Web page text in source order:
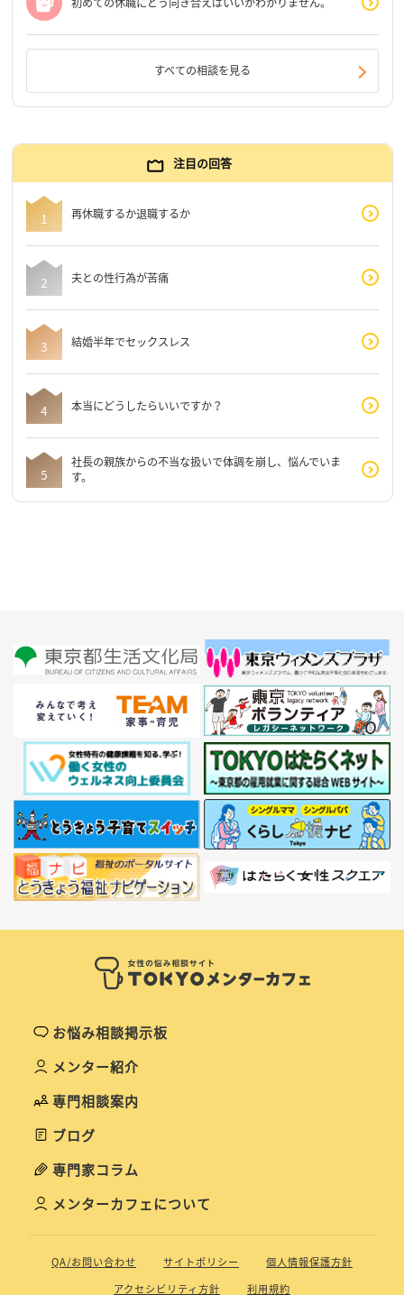
すべての相談を見る
注目の回答
再休職するか退職するか
夫との性行為が苦痛
結婚半年でセックスレス
本当にどうしたらいいですか？
社長の親族からの不当な扱いで体調を崩し、悩んでいま
す。
お悩み相談掲示板
メンター紹介
専門相談案内
ブログ
専門家コラム
メンターカフェについて
QA/お問い合わせ サイトポリシー
個人情報保護方針
アクセシビリティ方針
利用規約